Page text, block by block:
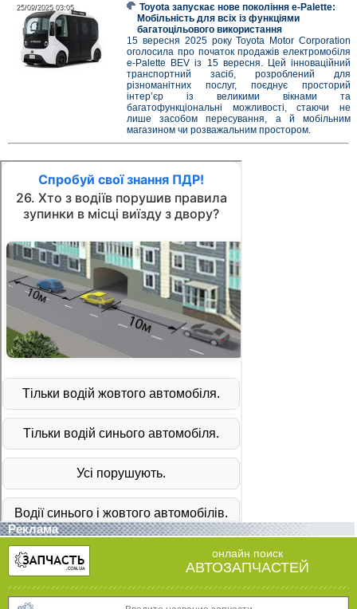
25/09/2025 03:05
25/09/2025 03:05
Toyota запускає нове покоління e-Palette:
Мобільність для всіх із функціями
багатоцільового використання
15 вересня 2025 року Toyota Motor Corporation
оголосила про початок продажів електромобіля
e-Palette BEV із 15 вересня. Цей інноваційний
транспортний засіб, розроблений для
різноманітних послуг, поєднує просторий
інтер’єр із великими вікнами та
багатофункціональні можливості, стаючи не
лише засобом пересування, а й мобільним
магазином чи розважальним простором.
Реклама
онлайн поиск
АВТОЗАПЧАСТЕЙ